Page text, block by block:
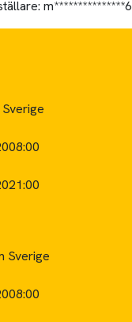
m***************6
08:00
21:00
Sverige
08:00